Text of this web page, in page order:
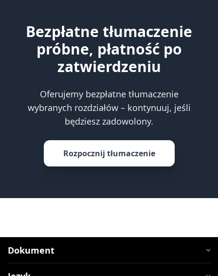
Bezpłatne tłumaczenie
próbne, płatność po
zatwierdzeniu
Oferujemy bezpłatne tłumaczenie
wybranych rozdziałów – kontynuuj, jeśli
będziesz zadowolony.
Rozpocznij tłumaczenie
Dokument